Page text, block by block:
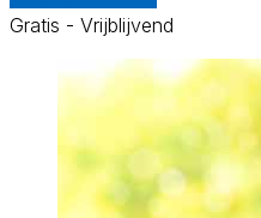
Gratis - Vrijblijvend